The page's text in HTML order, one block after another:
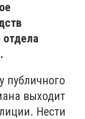
отдела
публичного
выходит
Нести